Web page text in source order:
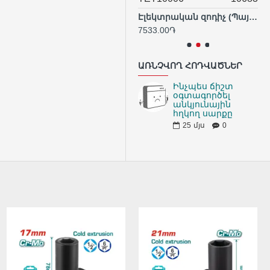
Էլեկտրական զոդիչ (Պայալնիկ) 100 Վտ
7533.00֏
ԱՌՆՉՎՈՂ ՀՈԴՎԱԾՆԵՐ
Ինչպես ճիշտ
օգտագործել
անկյունային
հղկող սարքը
25 մյս 0